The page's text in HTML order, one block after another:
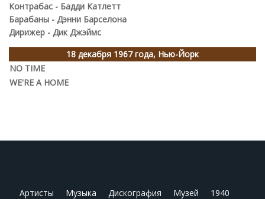
Контрабас - Бадди Катлетт
Барабаны - Дэнни Барселона
Дирижер - Дик Джэймс
18 декабря 1967 года, Нью-Йорк
NO TIME
WE'RE A HOME
Артисты Музыка Дискография Музей
1940